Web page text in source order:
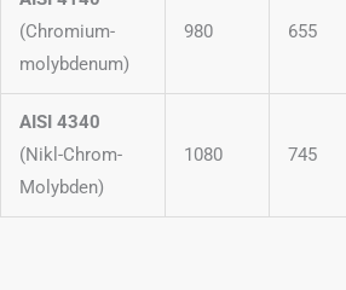
(Chromium-
molybdenum)
980 655
AISI 4340
(Nikl-Chrom-
Molybden)
1080 745